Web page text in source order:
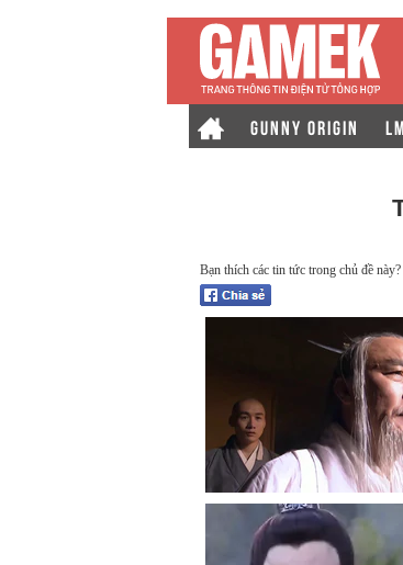
GUNNY ORIGIN
Bạn thích các tin tức trong chủ đề